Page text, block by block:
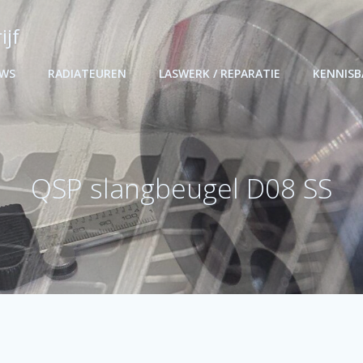
RADIATEUREN LASWERK / REPARATIE
QSP slangbeugel D08 SS